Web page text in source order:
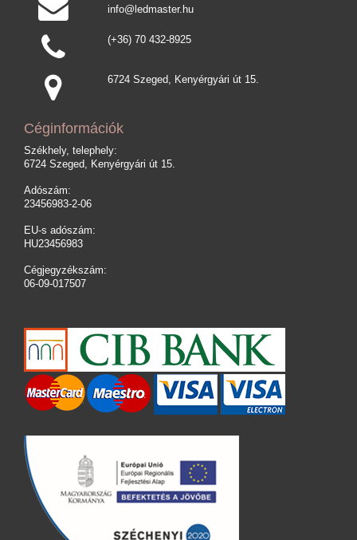
info@ledmaster.hu
(+36) 70 432-8925
6724 Szeged, Kenyérgyári út 15.
Céginformációk
Székhely, telephely:
6724 Szeged, Kenyérgyári út 15.
Adószám:
23456983-2-06
EU-s adószám:
HU23456983
Cégjegyzékszám:
06-09-017507